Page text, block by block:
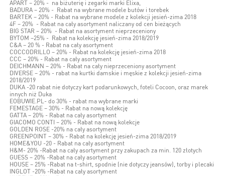
APART – 20% - na biżuterię i zegarki marki Elixa,
BADURA – 20% - Rabat na wybrane modele butów i torebek
BARTEK – 20% - Rabat na wybrane modele z kolekcji jesień-zima 2018
4F – 20% - Rabat na cały asortyment naliczany od cen bieżących
BIG STAR – 20% - Rabat na asortyment nieprzeceniony
BYTOM –25% - Rabat na kolekcję jesień-zima 2018/2019
C&A – 20 % - Rabat na cały asortyment
COCCODRILLO – 20% - Rabat na kolekcję jesień-zima 2018
CCC – 20% - Rabat na cały asortyment
DEICHMANN – 20% - Rabat na cały nieprzeceniony asortyment
DIVERSE – 20% - rabat na kurtki damskie i męskie z kolekcji jesień-zima
2018/2019
DUKA -20 rabat nie dotyczy kart podarunkowych, foteli Cocoon, oraz marek
innych niż Duka
EOBUWIE.PL- do 30% - rabat ma wybrane marki
FEMESTAGE – 30% - Rabat na nową kolekcję
GATTA – 20% - Rabat na cały asortyment
GIACOMO CONTI – 20% - Rabat na nową kolekcje
GOLDEN ROSE -20% na cały asortyment
GREENPOINT – 30% - Rabat na kolekcję jesień-zima 2018/2019
HOME&YOU -20 - Rabat na cały asortyment
H&M- 20% -Rabat na cały asortyment przy zakupach za min. 120 złotych
GUESS – 20% -Rabat na cały asortyment
HOUSE – 25% -Rabat na t-shirt, spodnie (nie dotyczy jeansów), torby i plecaki
INGLOT -20% -Rabat na cały asortyment